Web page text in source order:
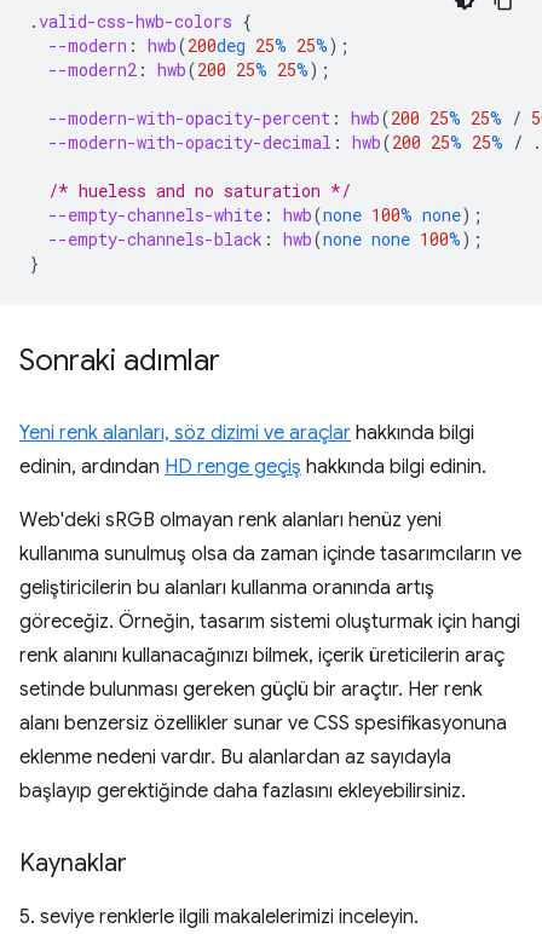
.valid-css-hwb-colors {
--modern : hwb(200deg 25% 25%);
--modern2 : hwb(200 25% 25%);
--modern-with-opacity-percent : hwb(200 25% 25% /
--modern-with-opacity-decimal : hwb(200 25% 25% /
/* hueless and no saturation */
--empty-channels-white : hwb(none 100% none);
--empty-channels-black : hwb(none none 100%);
}
Sonraki adımlar
Yeni renk alanları, söz dizimi ve araçlar hakkında bilgi
edinin, ardından HD renge geçiş hakkında bilgi edinin.
Web'deki sRGB olmayan renk alanları henüz yeni
kullanıma sunulmuş olsa da zaman içinde tasarımcıların ve
geliştiricilerin bu alanları kullanma oranında artış
göreceğiz. Örneğin, tasarım sistemi oluşturmak için hangi
renk alanını kullanacağınızı bilmek, içerik üreticilerin araç
setinde bulunması gereken güçlü bir araçtır. Her renk
alanı benzersiz özellikler sunar ve CSS spesifikasyonuna
eklenme nedeni vardır. Bu alanlardan az sayıdayla
başlayıp gerektiğinde daha fazlasını ekleyebilirsiniz.
Kaynaklar
5. seviye renklerle ilgili makalelerimizi inceleyin.